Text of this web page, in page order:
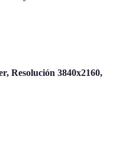
Resolución 3840x2160,